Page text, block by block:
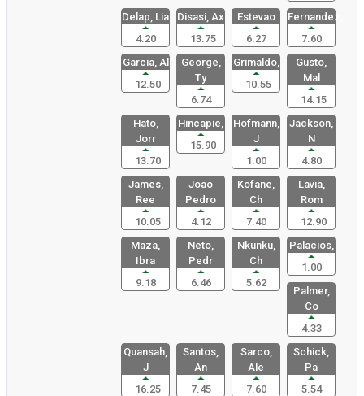
Delap, Lia
4.20
Disasi, Ax
13.75
Estevao
6.27
Fernandez,
7.60
Garcia, Al
12.50
George,
Ty
6.74
Grimaldo,
10.55
Gusto,
Mal
14.15
Hato,
Jorr
13.70
Hincapie,
15.90
Hofmann,
J
1.00
Jackson,
N
4.80
James,
Ree
10.05
Joao
Pedro
4.12
Kofane,
Ch
7.40
Lavia,
Rom
12.90
Maza,
Ibra
9.18
Neto,
Pedr
6.46
Nkunku,
Ch
5.62
Palacios,
1.00
Palmer,
Co
4.33
Quansah,
J
16.25
Santos,
An
7.45
Sarco,
Ale
7.60
Schick,
Pa
5.54